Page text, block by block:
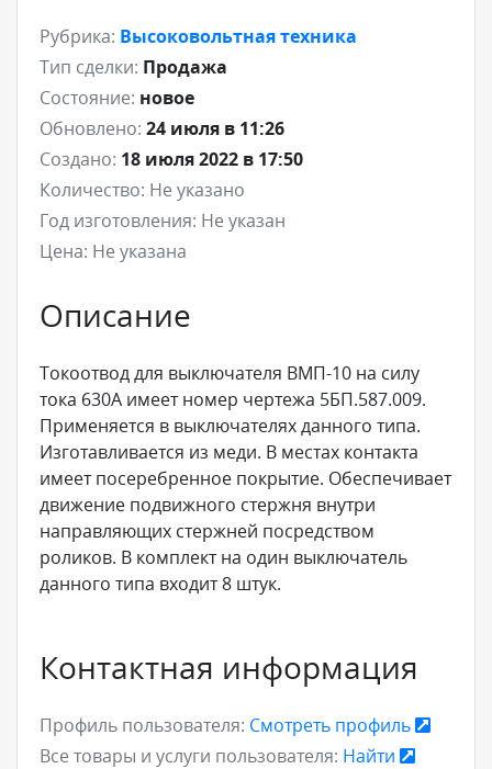
Рубрика: Высоковольтная техника
Тип сделки: Продажа
Состояние: новое
Обновлено: 24 июля в 11:26
Создано: 18 июля 2022 в 17:50
Количество: Не указано
Год изготовления: Не указан
Цена: Не указана
Описание
Токоотвод для выключателя ВМП-10 на силу
тока 630А имеет номер чертежа 5БП.587.009.
Применяется в выключателях данного типа.
Изготавливается из меди. В местах контакта
имеет посеребренное покрытие. Обеспечивает
движение подвижного стержня внутри
направляющих стержней посредством
роликов. В комплект на один выключатель
данного типа входит 8 штук.
Контактная информация
Профиль пользователя: Смотреть профиль
Все товары и услуги пользователя: Найти